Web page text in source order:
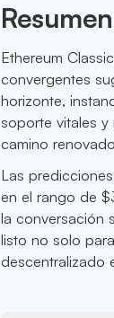
Resumen
Ethereum
convergentes
horizonte,
soporte vitales
camino
Las
en el rango de
la conversación
listo no solo
descentralizado